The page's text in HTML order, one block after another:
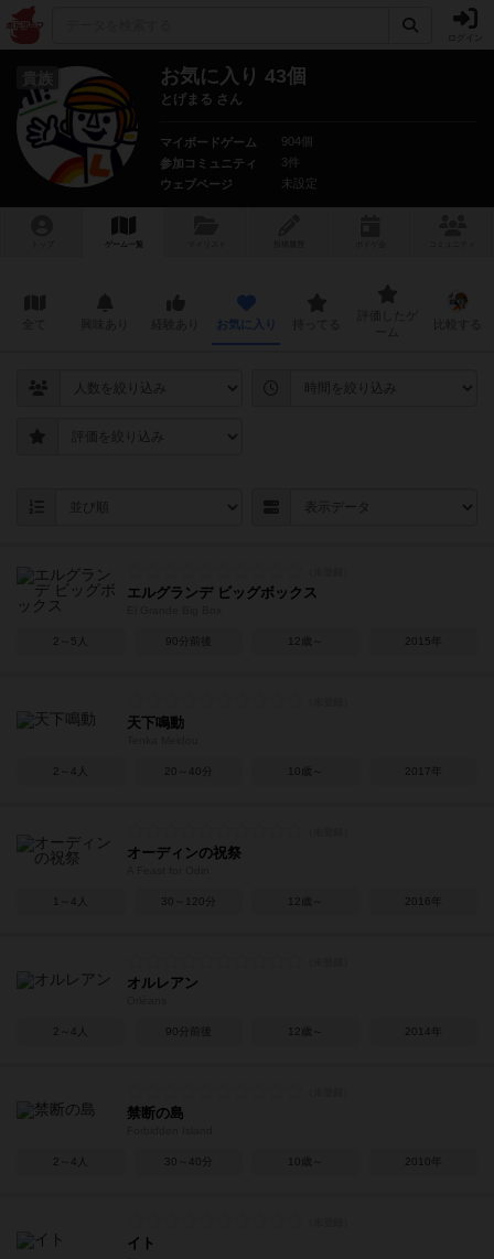
貴族 お気に入り 43個
とげまる さん
マイボードゲーム
904個
参加コミュニティ
3件
ウェブページ
未設定
ゲーム一覧
お気に入り
エルグランデ ビッグボックス
2～5人 90分前後 12歳～ 2015年
天下鳴動
2～4人 20～40分 10歳～ 2017年
オーディンの祝祭
1～4人 30～120分 12歳～ 2016年
オルレアン
2～4人 90分前後 12歳～ 2014年
禁断の島
2～4人 30～40分 10歳～ 2010年
イト